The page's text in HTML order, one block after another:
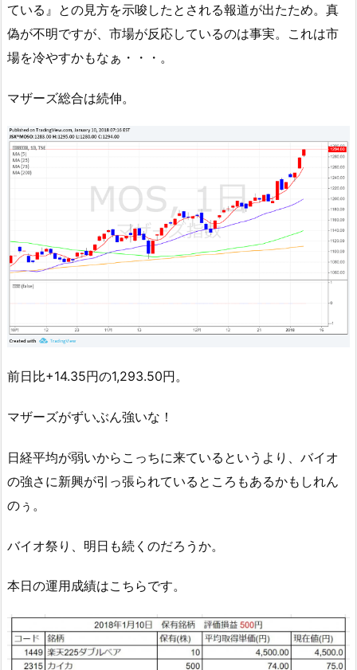
ている』との見方を示唆したとされる報道が出たため。真
偽が不明ですが、市場が反応しているのは事実。これは市
場を冷やすかもなぁ・・・。
マザーズ総合は続伸。
前日比+14.35円の1,293.50円。
マザーズがずいぶん強いな！
日経平均が弱いからこっちに来ているというより、バイオ
の強さに新興が引っ張られているところもあるかもしれん
のぅ。
バイオ祭り、明日も続くのだろうか。
本日の運用成績はこちらです。